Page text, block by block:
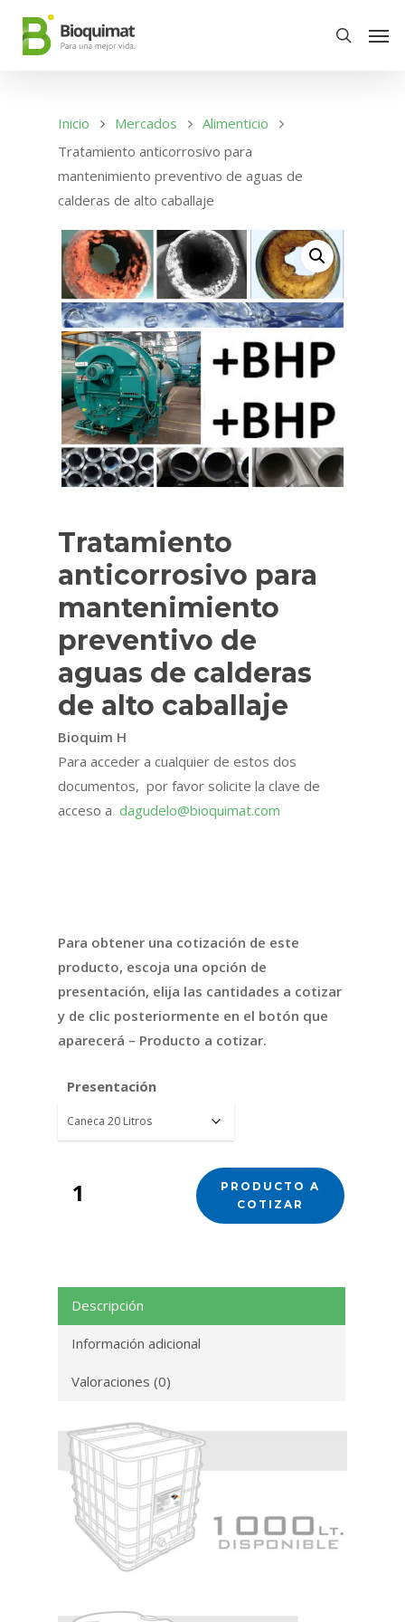
Inicio Mercados
Alimenticio
Tratamiento anticorrosivo para
mantenimiento preventivo de aguas de
calderas de alto caballaje
Tratamiento
anticorrosivo para
mantenimiento
preventivo de
aguas de calderas
de alto caballaje
Bioquim H
Para acceder a cualquier de estos dos
documentos, por favor solicite la clave de
acceso a dagudelo@bioquimat.com
Para obtener una cotización de este
producto, escoja una opción de
presentación, elija las cantidades a cotizar
y de clic posteriormente en el botón que
aparecerá – Producto a cotizar.
Presentación
PRODUCTO A
COTIZAR
Descripción
Información adicional
Valoraciones (0)